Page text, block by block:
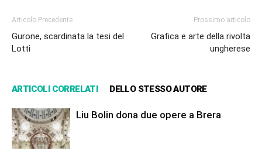
Articolo Precedente
Gurone, scardinata la tesi del
Lotti
Prossimo articolo
Grafica e arte della rivolta
ungherese
ARTICOLI CORRELATI DELLO STESSO AUTORE
Liu Bolin dona due opere a Brera